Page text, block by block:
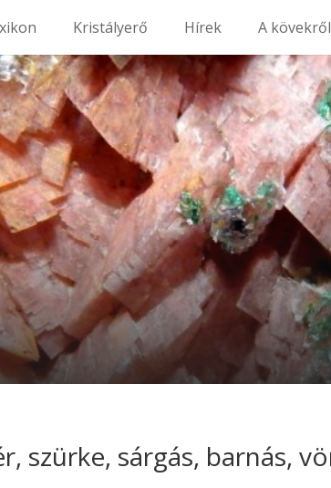
Kristályerő Hírek A kövekről
szürke, sárgás, barnás,